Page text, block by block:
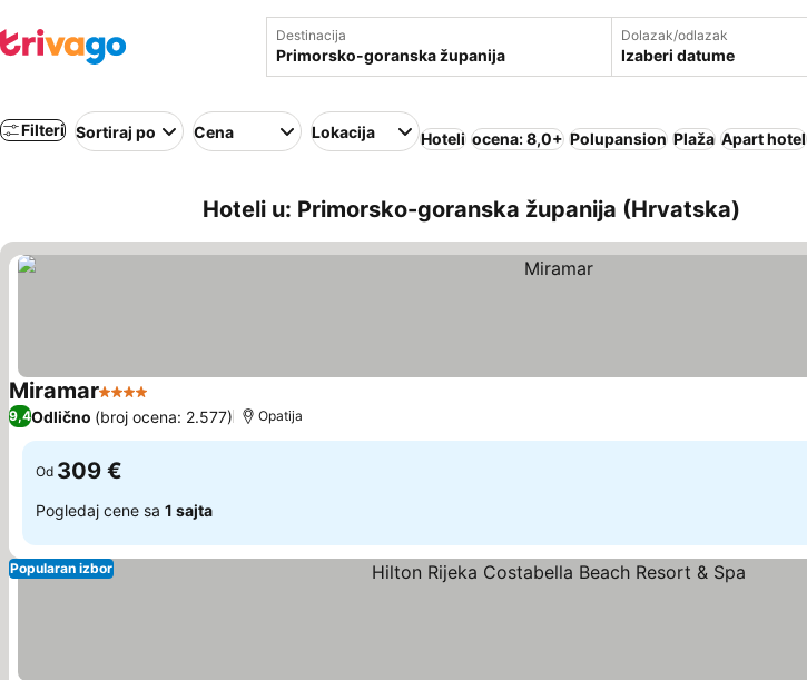
Destinacija Dolazak/odlazak
Izaberi datume
Filteri Sortiraj po Cena Lokacija Hoteli ocena: 8,0+ Polupansion Plaža Apart hotel
Hoteli u: Primorsko-goranska županija (Hrvatska)
Miramar4 Zvezdice
9,4Odlično (broj ocena: 2.577) Opatija
Od 309 €
Pogledaj cene sa 1 sajta
Popularan izbor